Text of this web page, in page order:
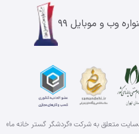
وب و موبایل ۹۹
متعلق به شرکت «گردشگر گستر خانه ما»